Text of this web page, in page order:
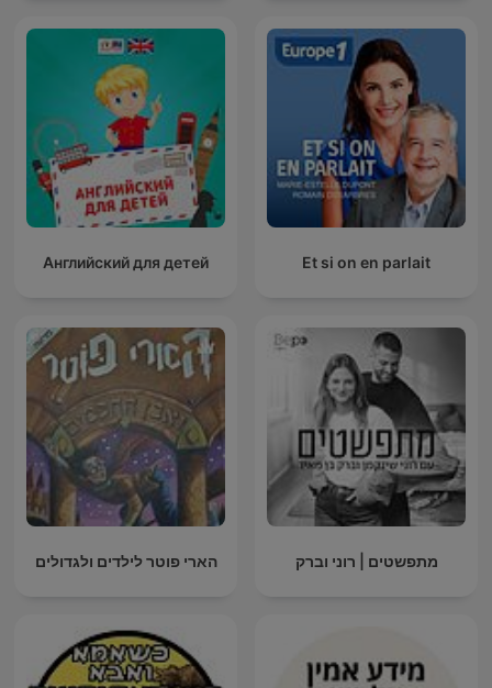
Et si on en parlait
Английский для детей
מתפשטים | רוני וברק הארי פוטר לילדים ולגדולים